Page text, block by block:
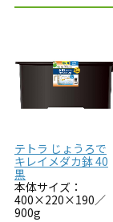
テトラ じょうろで
キレイメダカ鉢 40
黒
本体サイズ：
400×220×190／
900g